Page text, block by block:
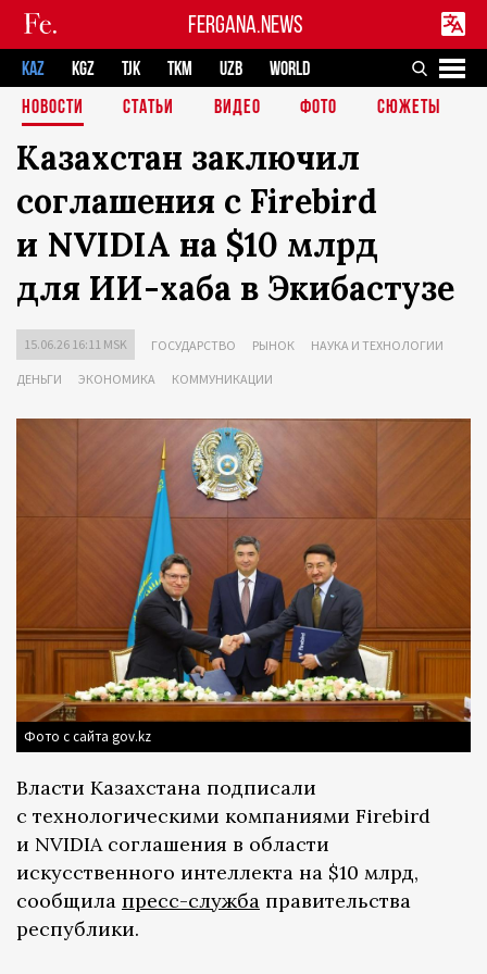
FERGANA.NEWS
KAZ KGZ TJK TKM UZB
WORLD
НОВОСТИ
СТАТЬИ ВИДЕО ФОТО СЮЖЕТЫ
Казахстан заключил
соглашения с Firebird
и NVIDIA на $10 млрд
для ИИ-хаба в Экибастузе
15.06.26 16:11 MSK ГОСУДАРСТВО РЫНОК НАУКА И ТЕХНОЛОГИИ
ДЕНЬГИ ЭКОНОМИКА КОММУНИКАЦИИ
Фото с сайта gov.kz
Власти Казахстана подписали
с технологическими компаниями Firebird
и NVIDIA соглашения в области
искусственного интеллекта на $10 млрд,
сообщила пресс-служба правительства
республики.